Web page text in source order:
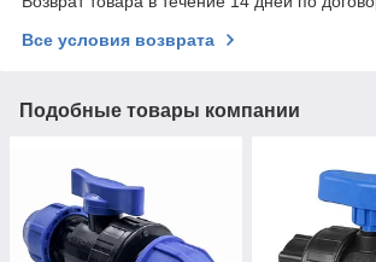
Все условия возврата
Подобные товары компании